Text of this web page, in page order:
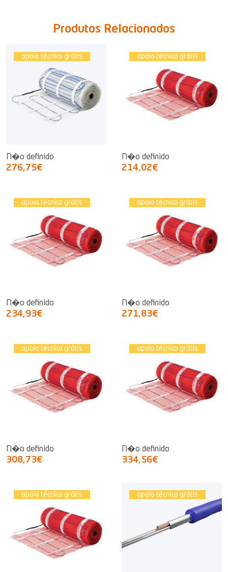
Produtos Relacionados
apoio técnico grátis
N�o definido
276,75€
apoio técnico grátis
N�o definido
214,02€
apoio técnico grátis
N�o definido
234,93€
apoio técnico grátis
N�o definido
271,83€
apoio técnico grátis
N�o definido
308,73€
apoio técnico grátis
N�o definido
334,56€
apoio técnico grátis apoio técnico grátis